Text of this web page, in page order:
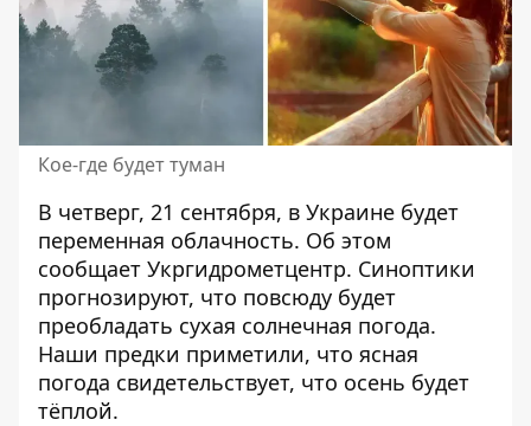
Кое-где будет туман
В четверг, 21 сентября, в Украине будет
переменная облачность. Об этом
сообщает Укргидрометцентр. Синоптики
прогнозируют, что повсюду будет
преобладать сухая солнечная погода.
Наши предки приметили, что ясная
погода свидетельствует, что осень будет
тёплой.